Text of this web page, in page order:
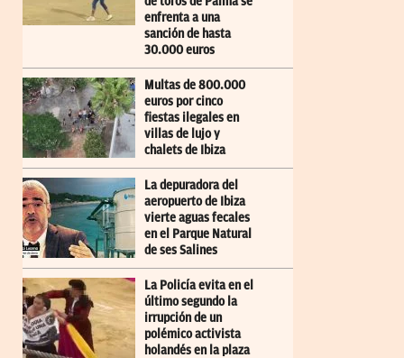
enfrenta a una
sanción de hasta
30.000 euros
Multas de 800.000
euros por cinco
fiestas ilegales en
villas de lujo y
chalets de Ibiza
La depuradora del
aeropuerto de Ibiza
vierte aguas fecales
en el Parque Natural
de ses Salines
La Policía evita en el
último segundo la
irrupción de un
polémico activista
holandés en la plaza